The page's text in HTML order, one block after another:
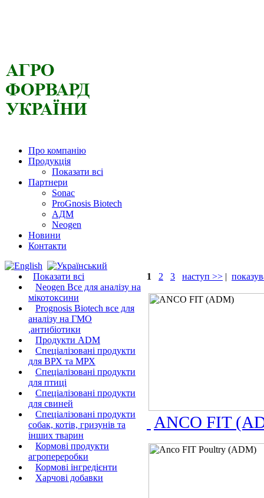
Про компанію
Продукція
Показати всі
Партнери
Sonac
ProGnosis Biotech
АДМ
Neogen
Новини
Контакти
Показати всі
Neogen Все для аналізу на
мікотоксини
Prognosis Biotech все для
аналізу на ГМО
,антибіотики
Продукти ADM
Спеціалізовані продукти
для ВРХ та МРХ
Спеціалізовані продукти
для птиці
Спеціалізовані продукти
для свиней
Спеціалізовані продукти
собак, котів, гризунів та
інших тварин
Кормові продукти
агропереробки
Кормові інгредієнти
Харчові добавки
1 2 3 наступ >> |
ANCO FIT